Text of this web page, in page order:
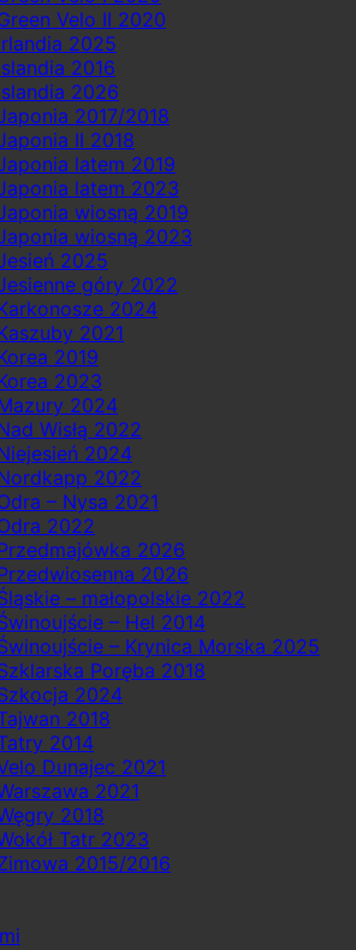
Velo II 2020
2025
2016
2026
2017/2018
II 2018
latem 2019
latem 2023
wiosną 2019
wiosną 2023
2025
góry 2022
2024
2021
2019
2023
2024
Wisłą 2022
2024
2022
– Nysa 2021
2022
2026
2026
– małopolskie 2022
– Hel 2014
– Krynica Morska 2025
Poręba 2018
2024
2018
2014
Dunajec 2021
2021
2018
Tatr 2023
2015/2016